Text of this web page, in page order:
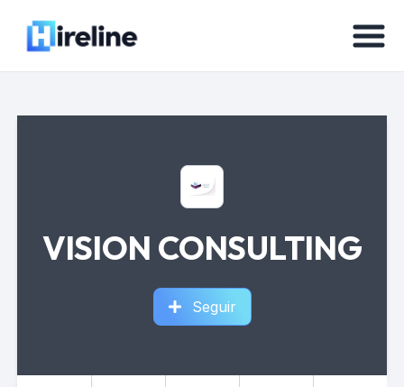
VISION CONSULTING
Seguir